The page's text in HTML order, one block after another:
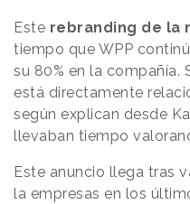
Este rebranding de la
tiempo que WPP
su 80% en la compañía.
está directamente
según explican desde
llevaban tiempo
Este anuncio llega tras
la empresas en los